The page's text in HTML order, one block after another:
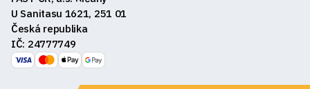
Obchodní podmínky
Reklamace a vrácení zboží
GDPR
Sluchátka
Reproduktory
U Sanitasu 1621, 251 01
Česká republika
IČ: 24777749